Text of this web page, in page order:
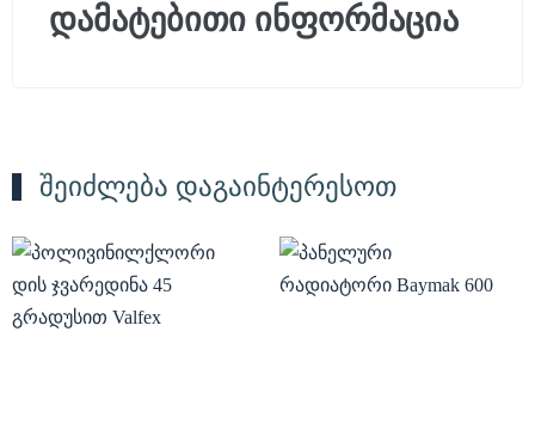
დამატებითი ინფორმაცია
შეიძლება დაგაინტერესოთ